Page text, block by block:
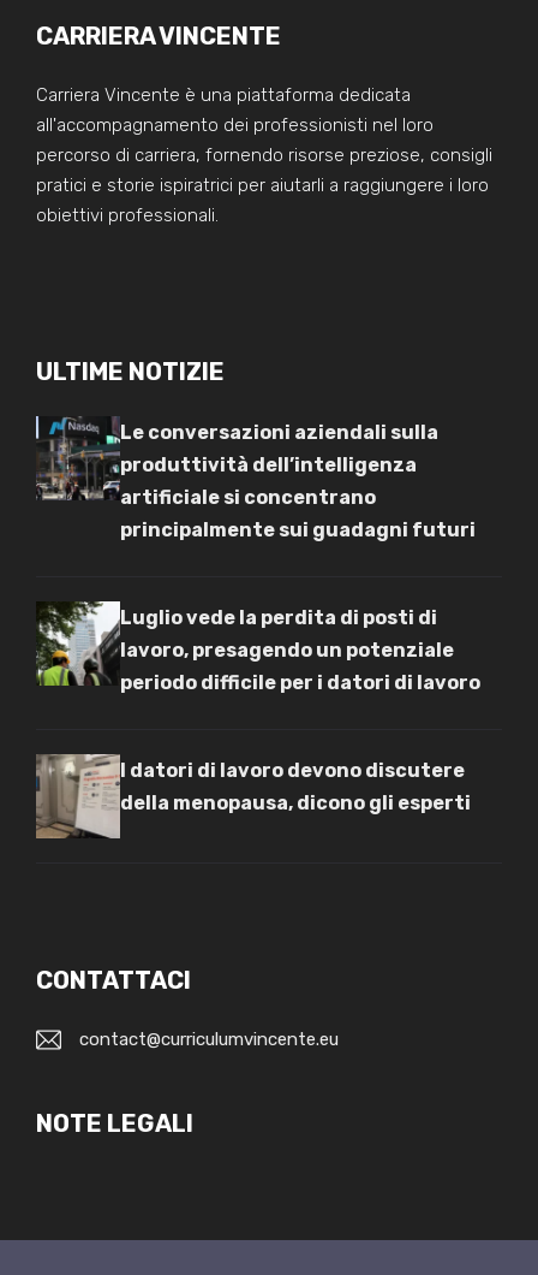
CARRIERA VINCENTE
Carriera Vincente è una piattaforma dedicata
all'accompagnamento dei professionisti nel loro
percorso di carriera, fornendo risorse preziose, consigli
pratici e storie ispiratrici per aiutarli a raggiungere i loro
obiettivi professionali.
ULTIME NOTIZIE
Le conversazioni aziendali sulla
produttività dell’intelligenza
artificiale si concentrano
principalmente sui guadagni futuri
Luglio vede la perdita di posti di
lavoro, presagendo un potenziale
periodo difficile per i datori di lavoro
I datori di lavoro devono discutere
della menopausa, dicono gli esperti
CONTATTACI
contact@curriculumvincente.eu
NOTE LEGALI